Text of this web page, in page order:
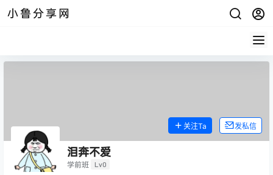
小鲁分享网
泪奔不爱
学前班 Lv0
关注Ta 发私信